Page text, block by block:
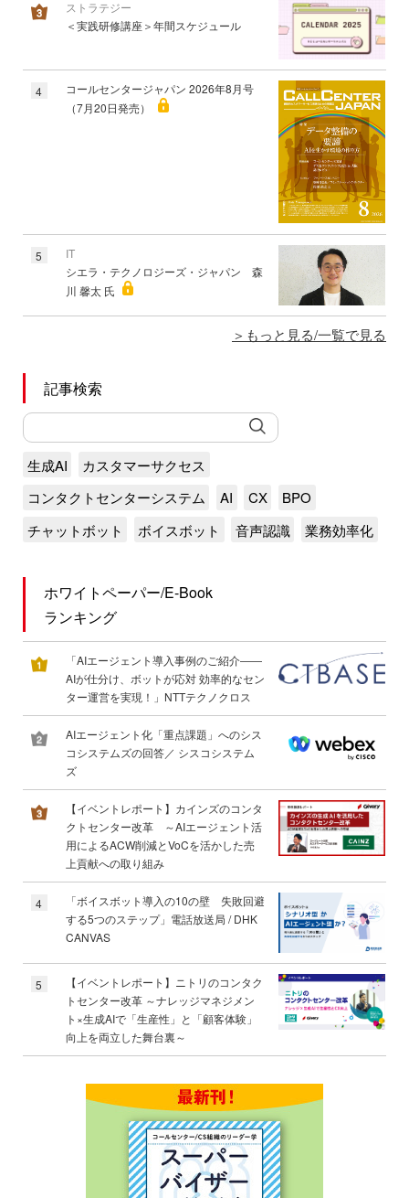
ストラテジー
＜実践研修講座＞年間スケジュール
4
コールセンタージャパン 2026年8月号
（7月20日発売）
5
IT
シエラ・テクノロジーズ・ジャパン 森
川 馨太 氏
もっと見る/一覧で見る
記事検索
生成AI
カスタマーサクセス
コンタクトセンターシステム
AI CX
BPO
チャットボット
ボイスボット 音声認識 業務効率化
ホワイトペーパー/E-Book
ランキング
「AIエージェント導入事例のご紹介――
AIが仕分け、ボットが応対 効率的なセン
ター運営を実現！」NTTテクノクロス
AIエージェント化「重点課題」へのシス
コシステムズの回答／ シスコシステム
ズ
【イベントレポート】カインズのコンタ
クトセンター改革 ～AIエージェント活
用によるACW削減とVoCを活かした売
上貢献への取り組み
4
「ボイスボット導入の10の壁 失敗回避
する5つのステップ」電話放送局 / DHK
CANVAS
5
【イベントレポート】ニトリのコンタク
トセンター改革 ～ナレッジマネジメン
ト×生成AIで「生産性」と「顧客体験」
向上を両立した舞台裏～